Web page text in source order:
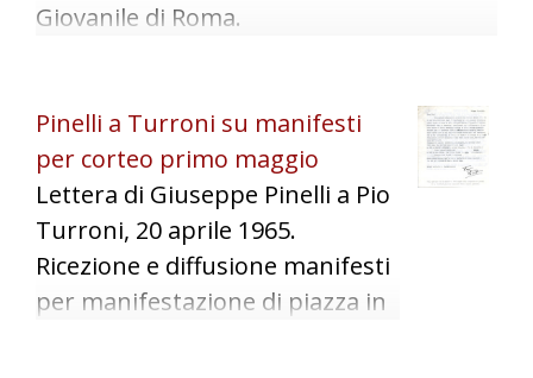
Giovanile di Roma.
Pinelli a Turroni su manifesti
per corteo primo maggio
Lettera di Giuseppe Pinelli a Pio
Turroni, 20 aprile 1965.
Ricezione e diffusione manifesti
per manifestazione di piazza in